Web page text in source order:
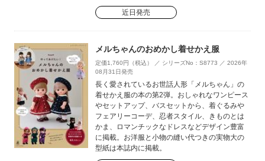
近日発売
メルちゃんのおめかし着せかえ服
定価1,760円（税込） ／ シリーズNo：S8773 ／ 2026年
08月31日発売
長く愛されているお世話人形「メルちゃん」の
着せかえ服の本の第2弾。おしゃれなワンピース
やセットアップ、バスセットから、着ぐるみや
フェアリーコーデ、忍者スタイル、きものとは
かま、ロマンチックなドレスなどデザイン豊富
に掲載。お洋服と小物の縫い代つきの実物大の
型紙は本誌内に掲載。